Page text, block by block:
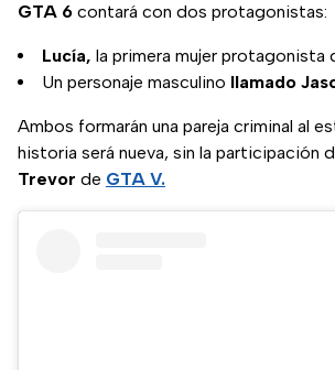
GTA 6 contará con dos protagonistas:
Lucía, la primera mujer protagonista
Un personaje masculino llamado
Ambos formarán una pareja criminal al
historia será nueva, sin la participación
Trevor de GTA V.